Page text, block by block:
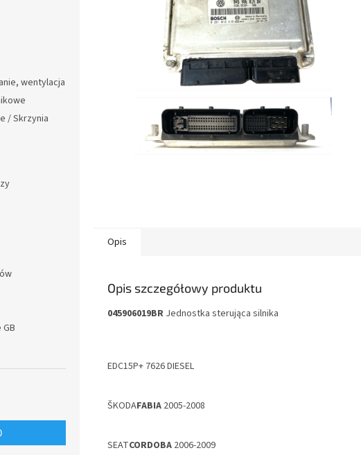
wentylacja
/ Skrzynia
Opis
Opis szczegółowy produktu
045906019BR Jednostka sterująca silnika
EDC15P+ 7626 DIESEL
ŠKODAFABIA 2005-2008
SEATCORDOBA 2006-2009